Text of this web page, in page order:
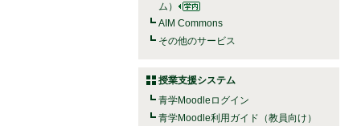
ム）
AIM Commons
その他のサービス
授業支援システム
青学Moodleログイン
青学Moodle利用ガイド（教員向け）